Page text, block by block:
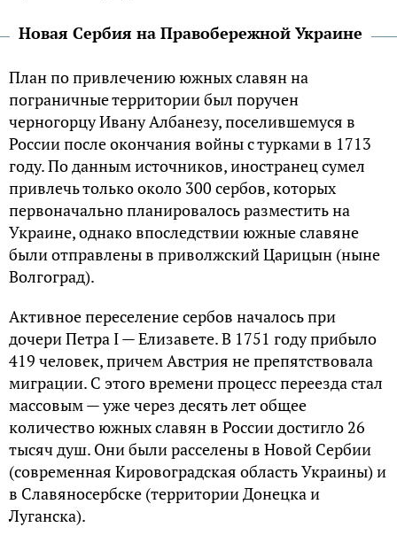
Новая Сербия на Правобережной Украине
План по привлечению южных славян на
пограничные территории был поручен
черногорцу Ивану Албанезу, поселившемуся в
России после окончания войны с турками в 1713
году. По данным источников, иностранец сумел
привлечь только около 300 сербов, которых
первоначально планировалось разместить на
Украине, однако впоследствии южные славяне
были отправлены в приволжский Царицын (ныне
Волгоград).
Активное переселение сербов началось при
дочери Петра I — Елизавете. В 1751 году прибыло
419 человек, причем Австрия не препятствовала
миграции. С этого времени процесс переезда стал
массовым — уже через десять лет общее
количество южных славян в России достигло 26
тысяч душ. Они были расселены в Новой Сербии
(современная Кировоградская область Украины) и
в Славяносербске (территории Донецка и
Луганска).